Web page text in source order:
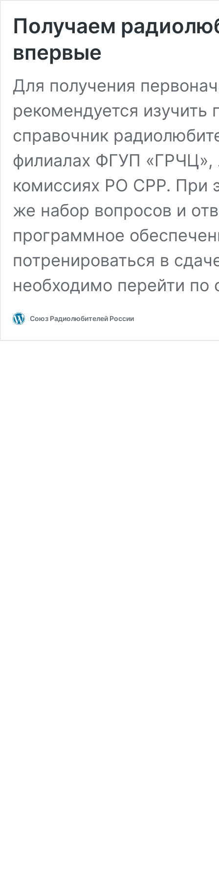
Получаем
впервые
Для получения
рекомендуется
справочник
филиалах ФГУП «ГРЧЦ»,
комиссиях РО СРР. При
же набор вопросов и
программное
потренироваться в
необходимо перейти
Союз Радиолюбителей России